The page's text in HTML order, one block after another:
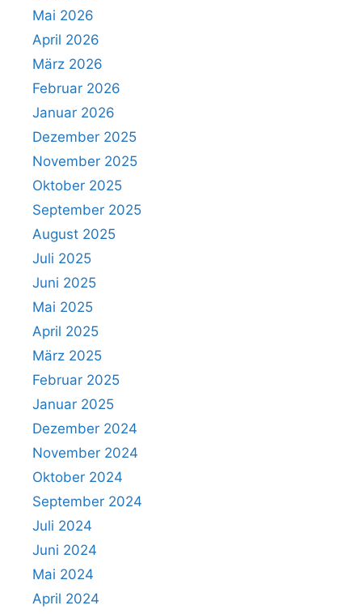
Mai 2026
April 2026
März 2026
Februar 2026
Januar 2026
Dezember 2025
November 2025
Oktober 2025
September 2025
August 2025
Juli 2025
Juni 2025
Mai 2025
April 2025
März 2025
Februar 2025
Januar 2025
Dezember 2024
November 2024
Oktober 2024
September 2024
Juli 2024
Juni 2024
Mai 2024
April 2024